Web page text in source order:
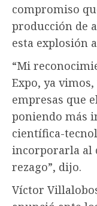
compromiso
producción de
esta explosión
“Mi
Expo, ya
empresas que
poniendo más
científica-
incorporarla al
rezago”, dijo.
Víctor